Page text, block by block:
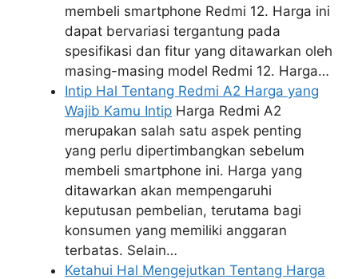
membeli smartphone Redmi 12. Harga ini
dapat bervariasi tergantung pada
spesifikasi dan fitur yang ditawarkan oleh
masing-masing model Redmi 12. Harga…
Intip Hal Tentang Redmi A2 Harga yang
Wajib Kamu Intip Harga Redmi A2
merupakan salah satu aspek penting
yang perlu dipertimbangkan sebelum
membeli smartphone ini. Harga yang
ditawarkan akan mempengaruhi
keputusan pembelian, terutama bagi
konsumen yang memiliki anggaran
terbatas. Selain…
Ketahui Hal Mengejutkan Tentang Harga